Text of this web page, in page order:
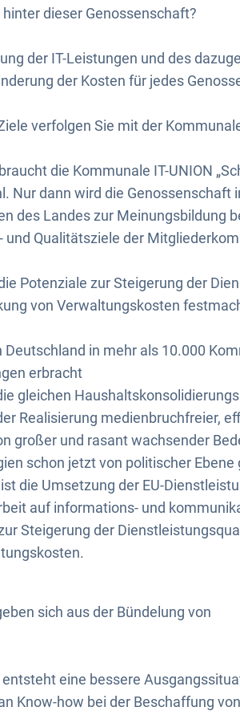
dieser Genossenschaft?
der IT-Leistungen und des
der Kosten für jedes
verfolgen Sie mit der
die Kommunale IT-UNION
Nur dann wird die Genossenschaft
des Landes zur Meinungsbildung
Qualitätsziele der
Potenziale zur Steigerung der
von Verwaltungskosten
Deutschland in mehr als 10.000
erbracht
gleichen
Realisierung medienbruchfreier,
großer und rasant wachsender
schon jetzt von politischer Ebene
die Umsetzung der EU-
auf informations- und
Steigerung der
sich aus der Bündelung von
eine bessere
Know-how bei der Beschaffung